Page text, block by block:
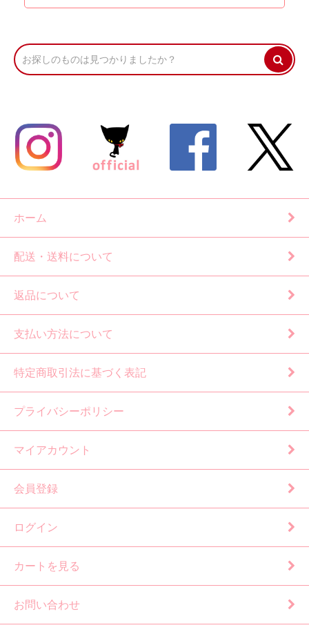
ホーム
配送・送料について
返品について
支払い方法について
特定商取引法に基づく表記
プライバシーポリシー
マイアカウント
会員登録
ログイン
カートを見る
お問い合わせ